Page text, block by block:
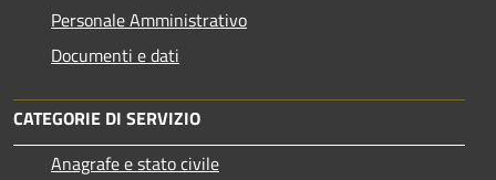
Personale Amministrativo
Documenti e dati
CATEGORIE DI SERVIZIO
Anagrafe e stato civile